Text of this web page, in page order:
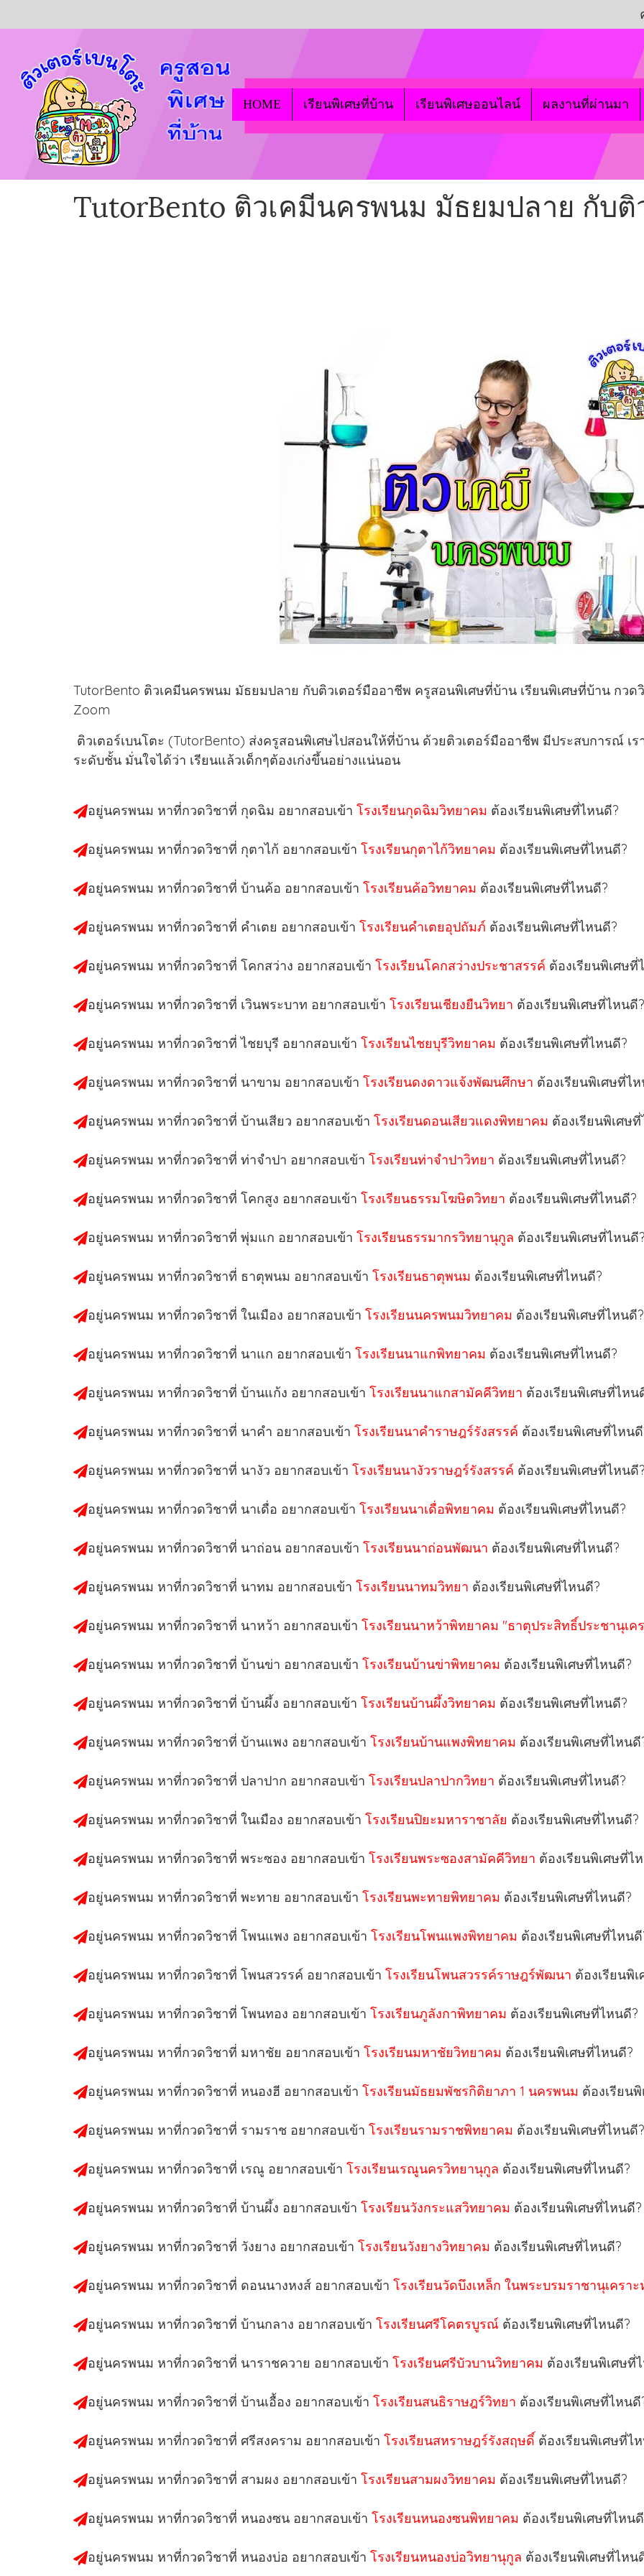
HOME เรียนพิเศษที่บ้าน เรียนพิเศษออนไลน์ ผลงานที่ผ่านมา
TutorBento ติวเคมีนครพนม มัธยมปลาย กับติ
TutorBento ติวเคมีนครพนม มัธยมปลาย กับติวเตอร์มืออาชีพ ครูสอนพิเศษที่บ้าน เรียนพิเศษที่บ้าน กว
Zoom
ติวเตอร์เบนโตะ (TutorBento) ส่งครูสอนพิเศษไปสอนให้ที่บ้าน ด้วยติวเตอร์มืออาชีพ มีประสบการณ์ เ
ระดับชั้น มั่นใจได้ว่า เรียนแล้วเด็กๆต้องเก่งขึ้นอย่างแน่นอน
อยู่นครพนม หาที่กวดวิชาที่ กุดฉิม อยากสอบเข้า โรงเรียนกุดฉิมวิทยาคม ต้องเรียนพิเศษที่ไหนดี?
อยู่นครพนม หาที่กวดวิชาที่ กุตาไก้ อยากสอบเข้า โรงเรียนกุตาไก้วิทยาคม ต้องเรียนพิเศษที่ไหนดี?
อยู่นครพนม หาที่กวดวิชาที่ บ้านค้อ อยากสอบเข้า โรงเรียนค้อวิทยาคม ต้องเรียนพิเศษที่ไหนดี?
อยู่นครพนม หาที่กวดวิชาที่ คำเตย อยากสอบเข้า โรงเรียนคำเตยอุปถัมภ์ ต้องเรียนพิเศษที่ไหนดี?
อยู่นครพนม หาที่กวดวิชาที่ โคกสว่าง อยากสอบเข้า โรงเรียนโคกสว่างประชาสรรค์ ต้องเรียนพิเศษที่
อยู่นครพนม หาที่กวดวิชาที่ เวินพระบาท อยากสอบเข้า โรงเรียนเชียงยืนวิทยา ต้องเรียนพิเศษที่ไหนดี?
อยู่นครพนม หาที่กวดวิชาที่ ไชยบุรี อยากสอบเข้า โรงเรียนไชยบุรีวิทยาคม ต้องเรียนพิเศษที่ไหนดี?
อยู่นครพนม หาที่กวดวิชาที่ นาขาม อยากสอบเข้า โรงเรียนดงดาวแจ้งพัฒนศึกษา ต้องเรียนพิเศษที่ไ
อยู่นครพนม หาที่กวดวิชาที่ บ้านเสียว อยากสอบเข้า โรงเรียนดอนเสียวแดงพิทยาคม ต้องเรียนพิเศษ
อยู่นครพนม หาที่กวดวิชาที่ ท่าจำปา อยากสอบเข้า โรงเรียนท่าจำปาวิทยา ต้องเรียนพิเศษที่ไหนดี?
อยู่นครพนม หาที่กวดวิชาที่ โคกสูง อยากสอบเข้า โรงเรียนธรรมโฆษิตวิทยา ต้องเรียนพิเศษที่ไหนดี?
อยู่นครพนม หาที่กวดวิชาที่ พุ่มแก อยากสอบเข้า โรงเรียนธรรมากรวิทยานุกูล ต้องเรียนพิเศษที่ไหนดี?
อยู่นครพนม หาที่กวดวิชาที่ ธาตุพนม อยากสอบเข้า โรงเรียนธาตุพนม ต้องเรียนพิเศษที่ไหนดี?
อยู่นครพนม หาที่กวดวิชาที่ ในเมือง อยากสอบเข้า โรงเรียนนครพนมวิทยาคม ต้องเรียนพิเศษที่ไหนดี?
อยู่นครพนม หาที่กวดวิชาที่ นาแก อยากสอบเข้า โรงเรียนนาแกพิทยาคม ต้องเรียนพิเศษที่ไหนดี?
อยู่นครพนม หาที่กวดวิชาที่ บ้านแก้ง อยากสอบเข้า โรงเรียนนาแกสามัคคีวิทยา ต้องเรียนพิเศษที่ไหน
อยู่นครพนม หาที่กวดวิชาที่ นาคำ อยากสอบเข้า โรงเรียนนาคำราษฎร์รังสรรค์ ต้องเรียนพิเศษที่ไหน
อยู่นครพนม หาที่กวดวิชาที่ นางัว อยากสอบเข้า โรงเรียนนางัวราษฎร์รังสรรค์ ต้องเรียนพิเศษที่ไหนดี?
อยู่นครพนม หาที่กวดวิชาที่ นาเดื่อ อยากสอบเข้า โรงเรียนนาเดื่อพิทยาคม ต้องเรียนพิเศษที่ไหนดี?
อยู่นครพนม หาที่กวดวิชาที่ นาถ่อน อยากสอบเข้า โรงเรียนนาถ่อนพัฒนา ต้องเรียนพิเศษที่ไหนดี?
อยู่นครพนม หาที่กวดวิชาที่ นาทม อยากสอบเข้า โรงเรียนนาทมวิทยา ต้องเรียนพิเศษที่ไหนดี?
อยู่นครพนม หาที่กวดวิชาที่ นาหว้า อยากสอบเข้า โรงเรียนนาหว้าพิทยาคม "ธาตุประสิทธิ์ประชานุเค
อยู่นครพนม หาที่กวดวิชาที่ บ้านข่า อยากสอบเข้า โรงเรียนบ้านข่าพิทยาคม ต้องเรียนพิเศษที่ไหนดี?
อยู่นครพนม หาที่กวดวิชาที่ บ้านผึ้ง อยากสอบเข้า โรงเรียนบ้านผึ้งวิทยาคม ต้องเรียนพิเศษที่ไหนดี?
อยู่นครพนม หาที่กวดวิชาที่ บ้านแพง อยากสอบเข้า โรงเรียนบ้านแพงพิทยาคม ต้องเรียนพิเศษที่ไหนดี
อยู่นครพนม หาที่กวดวิชาที่ ปลาปาก อยากสอบเข้า โรงเรียนปลาปากวิทยา ต้องเรียนพิเศษที่ไหนดี?
อยู่นครพนม หาที่กวดวิชาที่ ในเมือง อยากสอบเข้า โรงเรียนปิยะมหาราชาลัย ต้องเรียนพิเศษที่ไหนดี?
อยู่นครพนม หาที่กวดวิชาที่ พระซอง อยากสอบเข้า โรงเรียนพระซองสามัคคีวิทยา ต้องเรียนพิเศษที่ไ
อยู่นครพนม หาที่กวดวิชาที่ พะทาย อยากสอบเข้า โรงเรียนพะทายพิทยาคม ต้องเรียนพิเศษที่ไหนดี?
อยู่นครพนม หาที่กวดวิชาที่ โพนแพง อยากสอบเข้า โรงเรียนโพนแพงพิทยาคม ต้องเรียนพิเศษที่ไหนดี
อยู่นครพนม หาที่กวดวิชาที่ โพนสวรรค์ อยากสอบเข้า โรงเรียนโพนสวรรค์ราษฎร์พัฒนา ต้องเรียนพิ
อยู่นครพนม หาที่กวดวิชาที่ โพนทอง อยากสอบเข้า โรงเรียนภูลังกาพิทยาคม ต้องเรียนพิเศษที่ไหนดี?
อยู่นครพนม หาที่กวดวิชาที่ มหาชัย อยากสอบเข้า โรงเรียนมหาชัยวิทยาคม ต้องเรียนพิเศษที่ไหนดี?
อยู่นครพนม หาที่กวดวิชาที่ หนองฮี อยากสอบเข้า โรงเรียนมัธยมพัชรกิติยาภา 1 นครพนม ต้องเรียน
อยู่นครพนม หาที่กวดวิชาที่ รามราช อยากสอบเข้า โรงเรียนรามราชพิทยาคม ต้องเรียนพิเศษที่ไหนดี?
อยู่นครพนม หาที่กวดวิชาที่ เรณู อยากสอบเข้า โรงเรียนเรณูนครวิทยานุกูล ต้องเรียนพิเศษที่ไหนดี?
อยู่นครพนม หาที่กวดวิชาที่ บ้านผึ้ง อยากสอบเข้า โรงเรียนวังกระแสวิทยาคม ต้องเรียนพิเศษที่ไหนดี?
อยู่นครพนม หาที่กวดวิชาที่ วังยาง อยากสอบเข้า โรงเรียนวังยางวิทยาคม ต้องเรียนพิเศษที่ไหนดี?
อยู่นครพนม หาที่กวดวิชาที่ ดอนนางหงส์ อยากสอบเข้า โรงเรียนวัดบึงเหล็ก ในพระบรมราชานุเคราะ
อยู่นครพนม หาที่กวดวิชาที่ บ้านกลาง อยากสอบเข้า โรงเรียนศรีโคตรบูรณ์ ต้องเรียนพิเศษที่ไหนดี?
อยู่นครพนม หาที่กวดวิชาที่ นาราชควาย อยากสอบเข้า โรงเรียนศรีบัวบานวิทยาคม ต้องเรียนพิเศษที่
อยู่นครพนม หาที่กวดวิชาที่ บ้านเอื้อง อยากสอบเข้า โรงเรียนสนธิราษฎร์วิทยา ต้องเรียนพิเศษที่ไหนดี
อยู่นครพนม หาที่กวดวิชาที่ ศรีสงคราม อยากสอบเข้า โรงเรียนสหราษฎร์รังสฤษดิ์ ต้องเรียนพิเศษที่ไ
อยู่นครพนม หาที่กวดวิชาที่ สามผง อยากสอบเข้า โรงเรียนสามผงวิทยาคม ต้องเรียนพิเศษที่ไหนดี?
อยู่นครพนม หาที่กวดวิชาที่ หนองซน อยากสอบเข้า โรงเรียนหนองซนพิทยาคม ต้องเรียนพิเศษที่ไหน
อยู่นครพนม หาที่กวดวิชาที่ หนองบ่อ อยากสอบเข้า โรงเรียนหนองบ่อวิทยานุกูล ต้องเรียนพิเศษที่ไหน